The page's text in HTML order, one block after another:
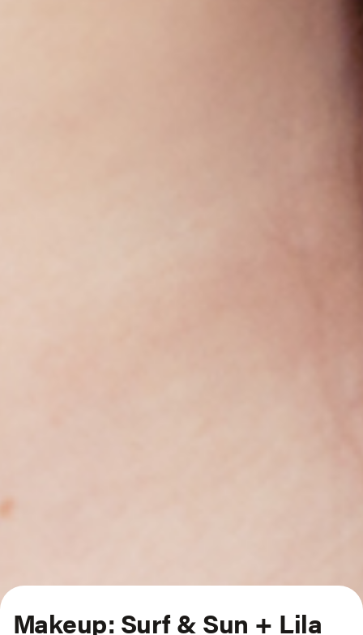
Makeup: Surf & Sun + Lila